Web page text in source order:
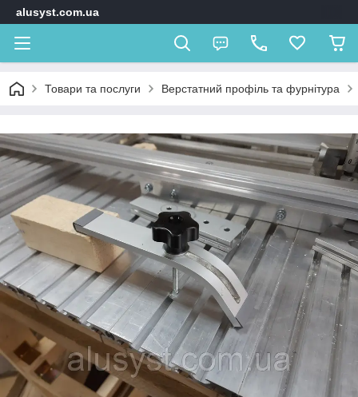
alusyst.com.ua
Товари та послуги Верстатний профіль та фурнітура